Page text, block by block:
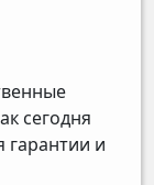
сегодня
гарантии и